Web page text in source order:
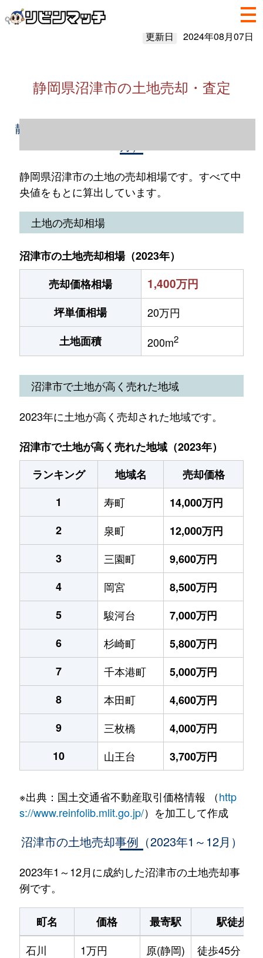
更新日 2024年08月07日
静岡県沼津市の土地売却・査定
静岡県沼津市の土地売却情報（2023年1～12
静岡県沼津市の土地の売却相場です。すべて中
央値をもとに算出しています。
土地の売却相場
沼津市の土地売却相場（2023年）
売却価格相場
1,400万円
坪単価相場
20万円
土地面積
200m2
沼津市で土地が高く売れた地域
2023年に土地が高く売却された地域です。
沼津市で土地が高く売れた地域（2023年）
ランキング
地域名
売却価格
1
寿町
14,000万円
2
泉町
12,000万円
3
三園町
9,600万円
4
岡宮
8,500万円
5
駿河台
7,000万円
6
杉崎町
5,800万円
7
千本港町
5,000万円
8
本田町
4,600万円
9
三枚橋
4,000万円
10
山王台 3,700万円
※出典：国土交通省不動産取引価格情報 （http
s://www.reinfolib.mlit.go.jp/）を加工して作成
沼津市の土地売却事例（2023年1～12月）
2023年1～12月に成約した沼津市の土地売却事
例です。
町名 価格 最寄駅
駅徒歩
石川
1万円 原(静岡)
徒歩45分